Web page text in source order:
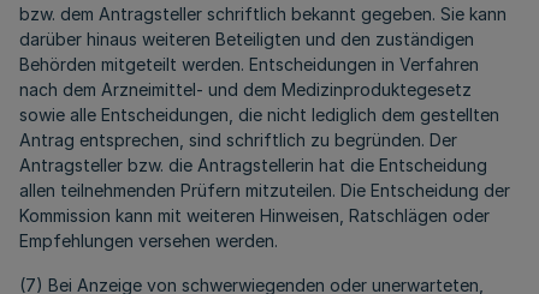
bzw. dem Antragsteller schriftlich bekannt gegeben. Sie kann
darüber hinaus weiteren Beteiligten und den zuständigen
Behörden mitgeteilt werden. Entscheidungen in Verfahren
nach dem Arzneimittel- und dem Medizinproduktegesetz
sowie alle Entscheidungen, die nicht lediglich dem gestellten
Antrag entsprechen, sind schriftlich zu begründen. Der
Antragsteller bzw. die Antragstellerin hat die Entscheidung
allen teilnehmenden Prüfern mitzuteilen. Die Entscheidung der
Kommission kann mit weiteren Hinweisen, Ratschlägen oder
Empfehlungen versehen werden.
(7) Bei Anzeige von schwerwiegenden oder unerwarteten,